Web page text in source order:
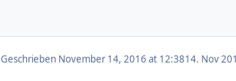
Geschrieben November 14, 2016 at 12:3814. Nov